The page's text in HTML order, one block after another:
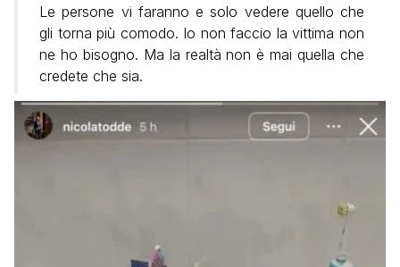
Le persone vi faranno e solo vedere quello che
gli torna più comodo. Io non faccio la vittima non
ne ho bisogno. Ma la realtà non è mai quella che
credete che sia.